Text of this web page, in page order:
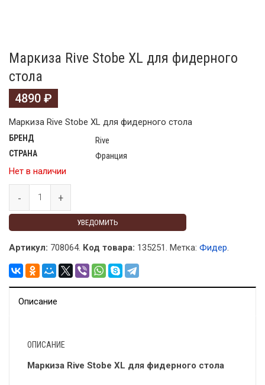
Маркиза Rive Stobe XL для фидерного
стола
4890 ₽
Маркиза Rive Stobe XL для фидерного стола
БРЕНД Rive
СТРАНА
Франция
Нет в наличии
УВЕДОМИТЬ
Артикул: 708064. Код товара: 135251. Метка: Фидер.
Описание
ОПИСАНИЕ
Маркиза Rive Stobe XL для фидерного стола